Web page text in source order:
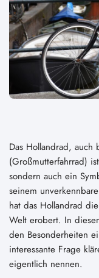
Das Hollandrad, auch
(Großmutterfahrrad)
sondern auch ein
seinem
hat das Hollandrad
Welt erobert. In
den Besonderheiten
interessante Frage
eigentlich nennen.